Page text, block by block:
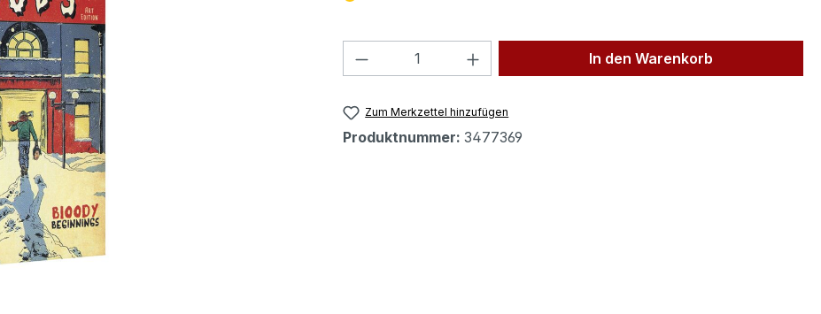
Produkt Anzahl: Gib den gewünschten Wert
In den Warenkorb
Zum Merkzettel hinzufügen
Produktnummer: 3477369